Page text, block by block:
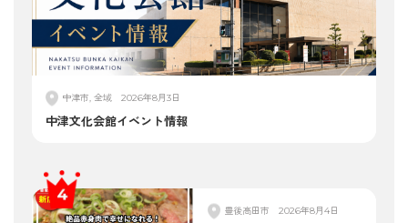
中津市, 全域 2026年8月3日
中津文化会館イベント情報
豊後高田市
2026年8月4日